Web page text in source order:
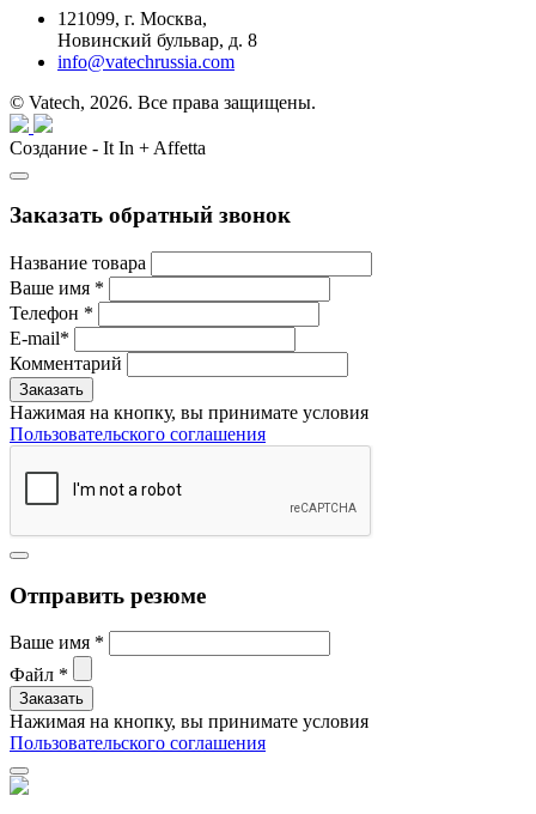
121099, г. Москва,
Новинский бульвар, д. 8
info@vatechrussia.com
© Vatech, 2026. Все права защищены.
Создание - It In + Affetta
Заказать обратный звонок
Название товара
Ваше имя *
Телефон *
E-mail*
Комментарий
Нажимая на кнопку, вы принимате условия
Пользовательского соглашения
Отправить резюме
Ваше имя *
Файл *
Нажимая на кнопку, вы принимате условия
Пользовательского соглашения